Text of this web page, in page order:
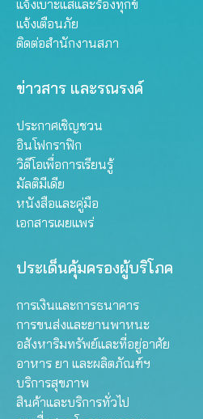
แจ้งเบาะแสและร้องทุกข์
แจ้งเตือนภัย
ติดต่อสำนักงานสภา
ข่าวสาร และรณรงค์
ประกาศเชิญชวน
อินโฟกราฟิก
วิดีโอเพื่อการเรียนรู้
มัลติมีเดีย
หนังสือและคู่มือ
เอกสารเผยแพร่
ประเด็นคุ้มครองผู้บริโภค
การเงินและการธนาคาร
การขนส่งและยานพาหนะ
อสังหาริมทรัพย์และที่อยู่อาศัย
อาหาร ยา และผลิตภัณฑ์ฯ
บริการสุขภาพ
สินค้าและบริการทั่วไป